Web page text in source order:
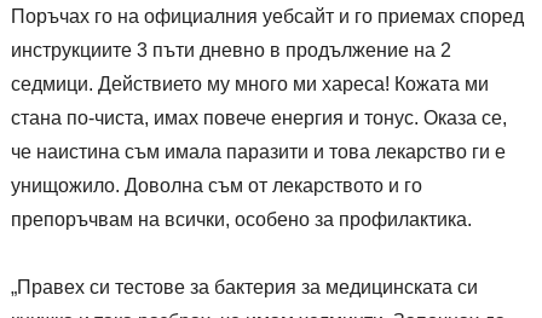
Поръчах го на официалния уебсайт и го приемах според
инструкциите 3 пъти дневно в продължение на 2
седмици. Действието му много ми хареса! Кожата ми
стана по-чиста, имах повече енергия и тонус. Оказа се,
че наистина съм имала паразити и това лекарство ги е
унищожило. Доволна съм от лекарството и го
препоръчвам на всички, особено за профилактика.
„Правех си тестове за бактерия за медицинската си